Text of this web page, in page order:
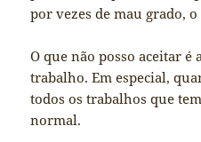
por vezes de mau grado,
O que não posso aceitar é
trabalho. Em especial,
todos os trabalhos que
normal.